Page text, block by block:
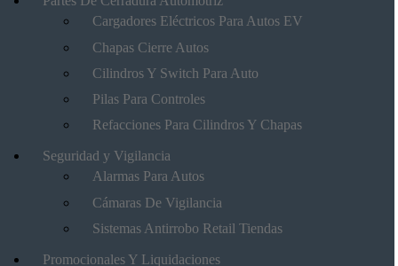
Cargadores Eléctricos Para Autos EV
Chapas Cierre Autos
Cilindros Y Switch Para Auto
Pilas Para Controles
Refacciones Para Cilindros Y Chapas
Seguridad y Vigilancia
Alarmas Para Autos
Cámaras De Vigilancia
Sistemas Antirrobo Retail Tiendas
Promocionales Y Liquidaciones